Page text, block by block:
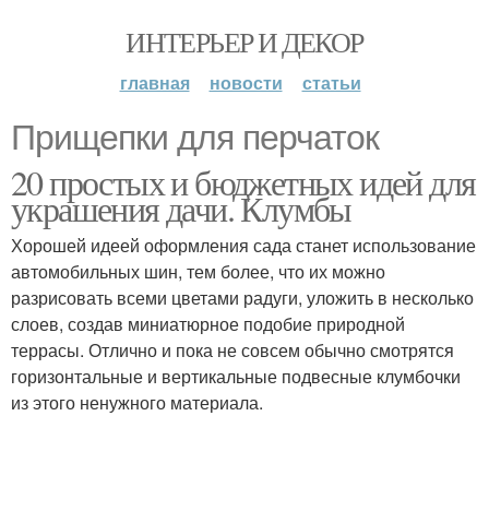
ИНТЕРЬЕР И ДЕКОР
главная новости статьи
Прищепки для перчаток
20 простых и бюджетных идей для
украшения дачи. Клумбы
Хорошей идеей оформления сада станет использование
автомобильных шин, тем более, что их можно
разрисовать всеми цветами радуги, уложить в несколько
слоев, создав миниатюрное подобие природной
террасы. Отлично и пока не совсем обычно смотрятся
горизонтальные и вертикальные подвесные клумбочки
из этого ненужного материала.